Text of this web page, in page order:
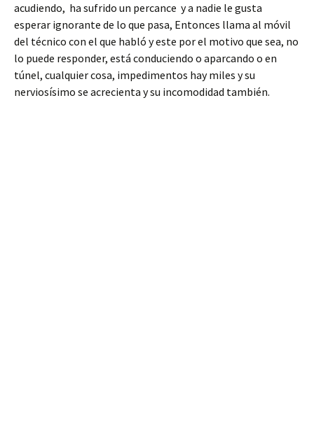
acudiendo, ha sufrido un percance y a nadie le gusta
esperar ignorante de lo que pasa, Entonces llama al móvil
del técnico con el que habló y este por el motivo que sea, no
lo puede responder, está conduciendo o aparcando o en
túnel, cualquier cosa, impedimentos hay miles y su
nerviosísimo se acrecienta y su incomodidad también.